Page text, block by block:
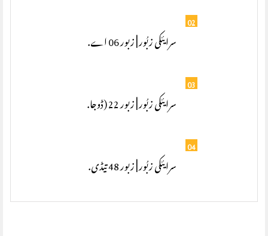
02
سرایئکی زبُور | زبور 06 اے.
03
سرایئکی زبُور | زبور 22 (ڈوجا.
04
سرایئکی زبُور | زبور 48 تیڈی.